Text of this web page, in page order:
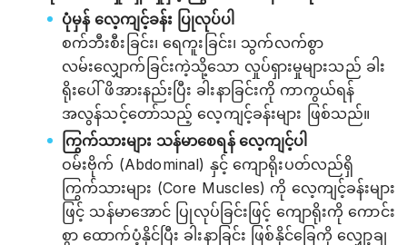
ပုံမှန် လေ့ကျင့်ခန်း ပြုလုပ်ပါ
စက်ဘီးစီးခြင်း၊ ရေကူးခြင်း၊ သွက်လက်စွာ
လမ်းလျှောက်ခြင်းကဲ့သို့သော လှုပ်ရှားမှုများသည် ခါး
ရိုးပေါ် ဖိအားနည်းပြီး ခါးနာခြင်းကို ကာကွယ်ရန်
အလွန်သင့်တော်သည့် လေ့ကျင့်ခန်းများ ဖြစ်သည်။
ကြွက်သားများ သန်မာစေရန် လေ့ကျင့်ပါ
ဝမ်းဗိုက် (Abdominal) နှင့် ကျောရိုးပတ်လည်ရှိ
ကြွက်သားများ (Core Muscles) ကို လေ့ကျင့်ခန်းများ
ဖြင့် သန်မာအောင် ပြုလုပ်ခြင်းဖြင့် ကျောရိုးကို ကောင်း
စွာ ထောက်ပံ့နိုင်ပြီး ခါးနာခြင်း ဖြစ်နိုင်ခြေကို လျှော့ချ